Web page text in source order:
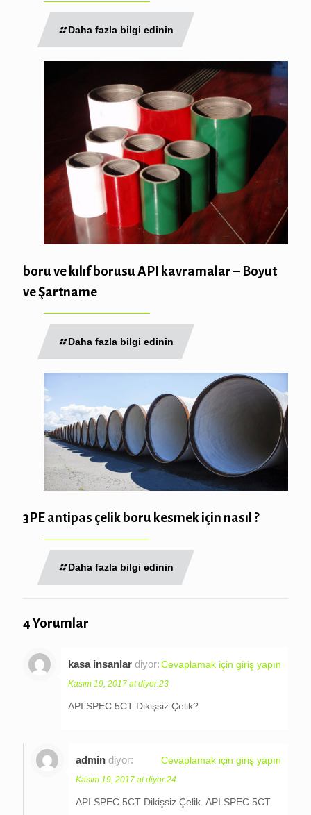
Daha fazla bilgi edinin
boru ve kılıf borusu API kavramalar – Boyut
ve Şartname
Daha fazla bilgi edinin
3PE antipas çelik boru kesmek için nasıl ?
Daha fazla bilgi edinin
4 Yorumlar
kasa insanlar diyor:
Kasım 19, 2017 at diyor:23
API SPEC 5CT Dikişsiz Çelik?
Cevaplamak için giriş yapın
admin diyor:
Kasım 19, 2017 at diyor:24
API SPEC 5CT Dikişsiz Çelik. API SPEC 5CT
Cevaplamak için giriş yapın